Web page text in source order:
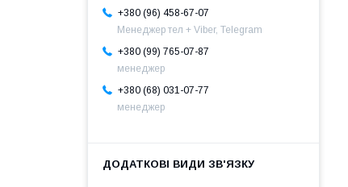
+380 (96) 458-67-07
Менеджер тел + Viber, Telegram
+380 (99) 765-07-87
менеджер
+380 (68) 031-07-77
менеджер